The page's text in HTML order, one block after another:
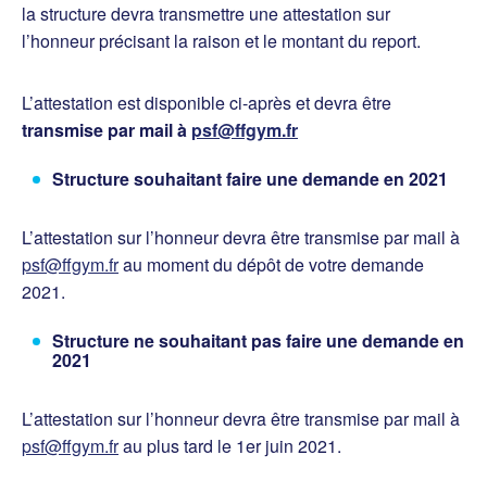
la structure devra transmettre une attestation sur
l’honneur précisant la raison et le montant du report.
L’attestation est disponible ci-après et devra être
transmise par mail à psf@ffgym.fr
Structure souhaitant faire une demande en 2021
L’attestation sur l’honneur devra être transmise par mail à
psf@ffgym.frau moment du dépôt de votre demande
2021.
Structure ne souhaitant pas faire une demande en
2021
L’attestation sur l’honneur devra être transmise par mail à
psf@ffgym.frau plus tard le 1er juin 2021.